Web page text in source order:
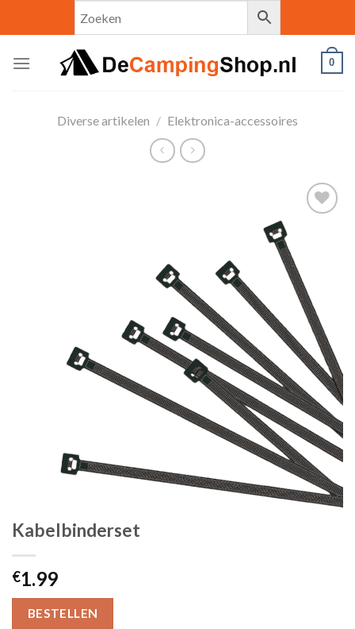
0
Diverse artikelen / Elektronica-accessoires
Toevoegen
verlanglijst
Kabelbinderset
€1.99
BESTELLEN